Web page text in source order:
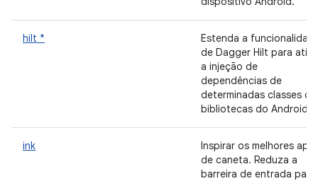
hilt *
Estenda a
de Dagger Hilt para
a injeção de
dependências de
determinadas classes
bibliotecas do AndroidX.
ink
Inspirar os melhores
de caneta. Reduza a
barreira de entrada para